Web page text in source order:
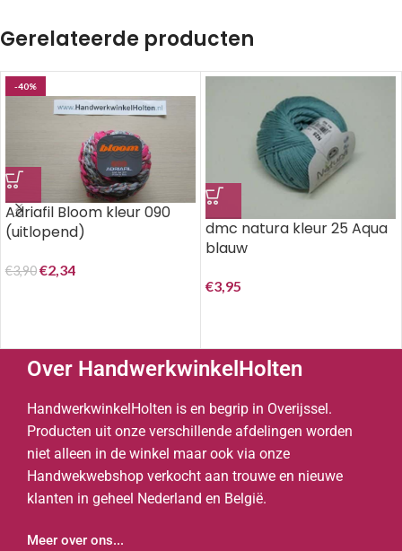
Gerelateerde producten
-40%
Adriafil Bloom kleur 090
(uitlopend)
€3,90€2,34
dmc natura kleur 25 Aqua
blauw
€3,95
Over HandwerkwinkelHolten
HandwerkwinkelHolten is en begrip in Overijssel.
Producten uit onze verschillende afdelingen worden
niet alleen in de winkel maar ook via onze
Handwekwebshop verkocht aan trouwe en nieuwe
klanten in geheel Nederland en België.
Meer over ons...